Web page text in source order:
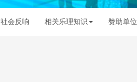
社会反响 相关乐理知识 赞助单位